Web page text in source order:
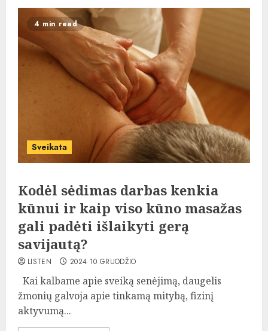
4 min read
Sveikata
Kodėl sėdimas darbas kenkia
kūnui ir kaip viso kūno masažas
gali padėti išlaikyti gerą
savijautą?
LISTEN 2024 10 GRUODŽIO
Kai kalbame apie sveiką senėjimą, daugelis
žmonių galvoja apie tinkamą mitybą, fizinį
aktyvumą...